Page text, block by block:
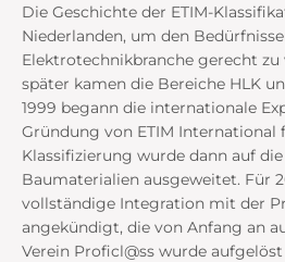
Die Geschichte der ETIM-
Niederlanden, um den
Elektrotechnikbranche gerecht zu
später kamen die Bereiche HLK
1999 begann die internationale
Gründung von ETIM International
Klassifizierung wurde dann auf
Baumaterialien ausgeweitet. Für
vollständige Integration mit der
angekündigt, die von Anfang an
Verein Proficl@ss wurde